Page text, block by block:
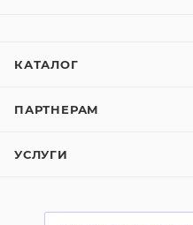
КАТАЛОГ
ПАРТНЕРАМ
УСЛУГИ